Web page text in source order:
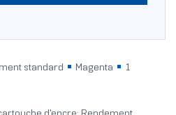
standard Magenta
1